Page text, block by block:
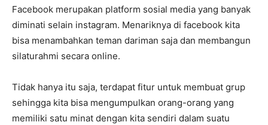
Facebook merupakan platform sosial media yang banyak
diminati selain instagram. Menariknya di facebook kita
bisa menambahkan teman dariman saja dan membangun
silaturahmi secara online.
Tidak hanya itu saja, terdapat fitur untuk membuat grup
sehingga kita bisa mengumpulkan orang-orang yang
memiliki satu minat dengan kita sendiri dalam suatu